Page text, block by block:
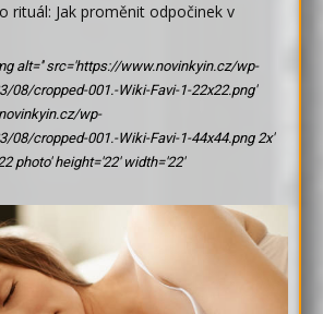
rituál: Jak proměnit odpočinek v
alt='' src='https://www.novinkyin.cz/wp-
08/cropped-001.-Wiki-Favi-1-22x22.png'
wp-
08/cropped-001.-Wiki-Favi-1-44x44.png 2x'
photo' height='22' width='22'